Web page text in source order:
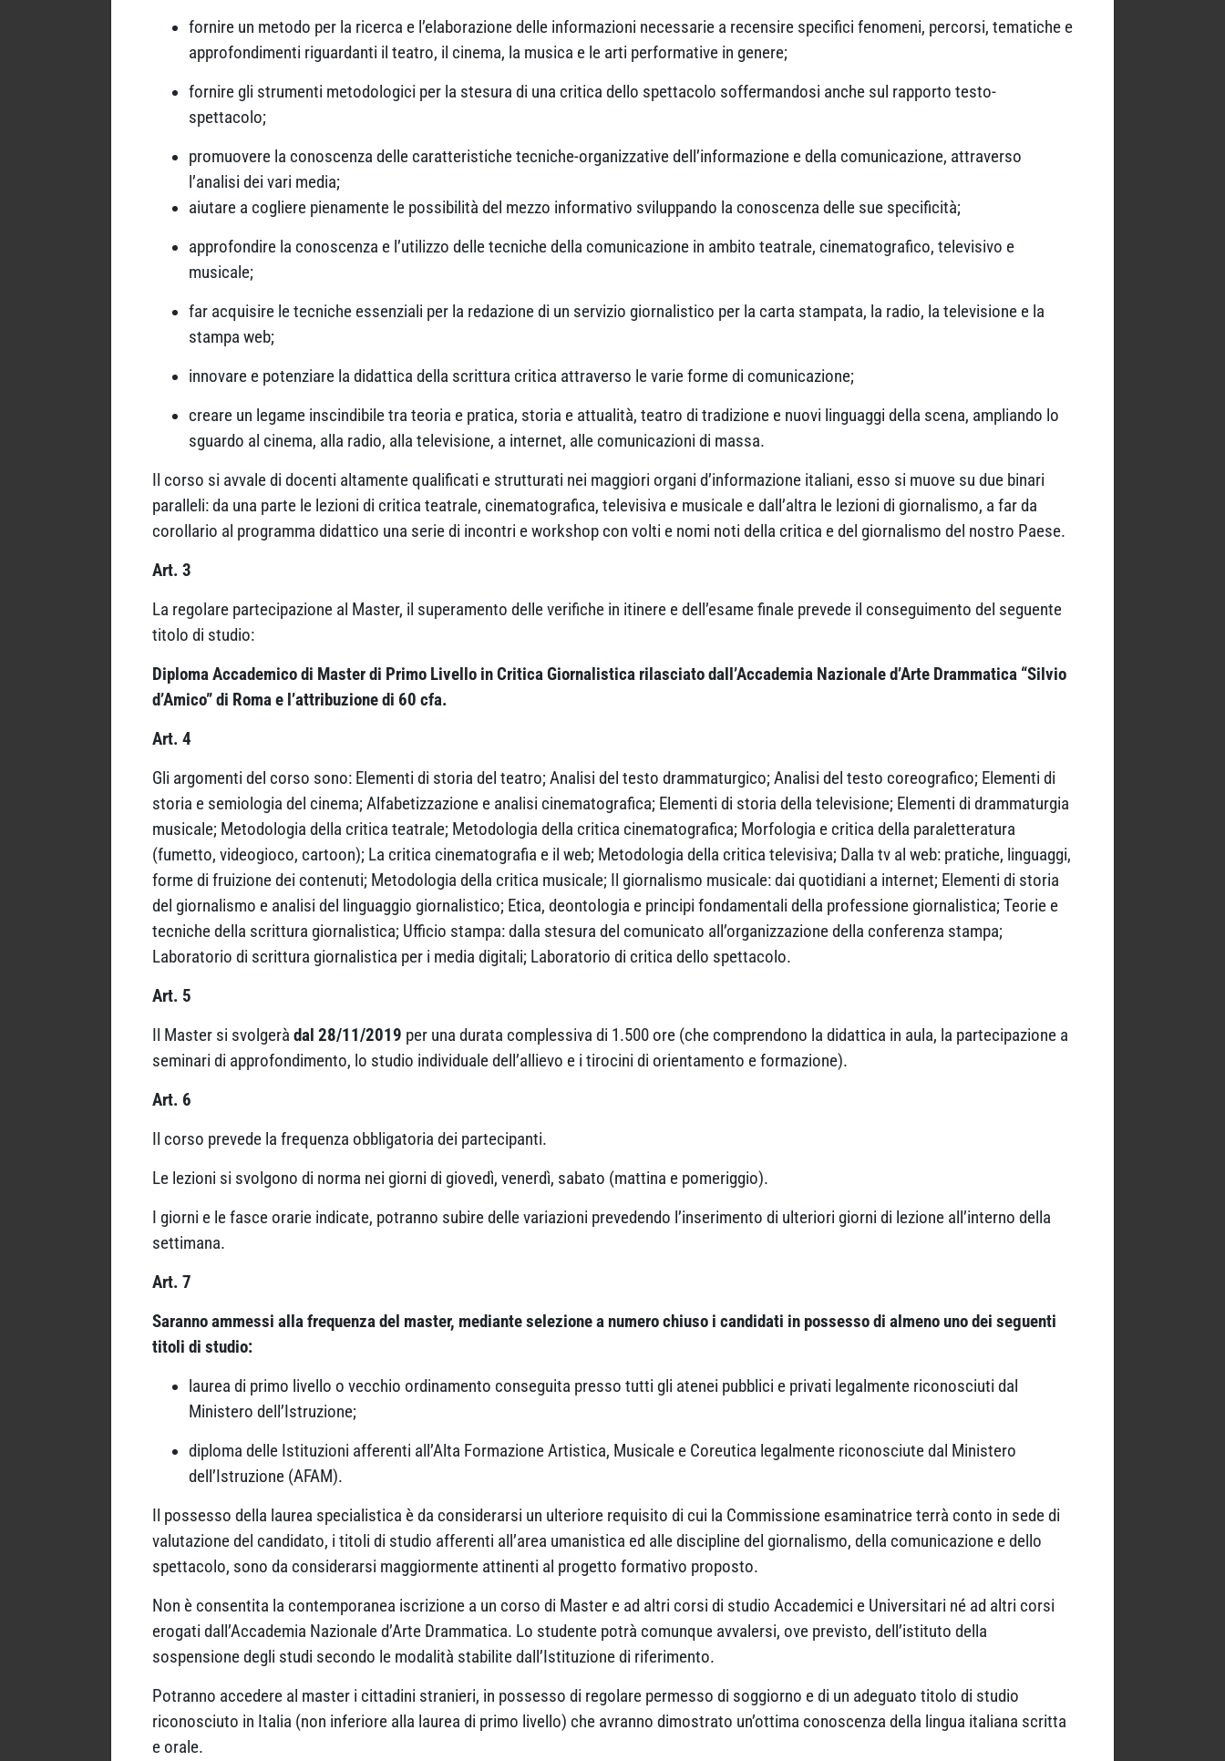
fornire un metodo per la ricerca e l’elaborazione delle informazioni necessarie a recensire specifici fenomeni, percorsi, tematiche e
approfondimenti riguardanti il teatro, il cinema, la musica e le arti performative in genere;
fornire gli strumenti metodologici per la stesura di una critica dello spettacolo soffermandosi anche sul rapporto testo-
spettacolo;
promuovere la conoscenza delle caratteristiche tecniche-organizzative dell’informazione e della comunicazione, attraverso
l’analisi dei vari media;
aiutare a cogliere pienamente le possibilità del mezzo informativo sviluppando la conoscenza delle sue specificità;
approfondire la conoscenza e l’utilizzo delle tecniche della comunicazione in ambito teatrale, cinematografico, televisivo e
musicale;
far acquisire le tecniche essenziali per la redazione di un servizio giornalistico per la carta stampata, la radio, la televisione e la
stampa web;
innovare e potenziare la didattica della scrittura critica attraverso le varie forme di comunicazione;
creare un legame inscindibile tra teoria e pratica, storia e attualità, teatro di tradizione e nuovi linguaggi della scena, ampliando lo
sguardo al cinema, alla radio, alla televisione, a internet, alle comunicazioni di massa.
Il corso si avvale di docenti altamente qualificati e strutturati nei maggiori organi d’informazione italiani, esso si muove su due binari
paralleli: da una parte le lezioni di critica teatrale, cinematografica, televisiva e musicale e dall’altra le lezioni di giornalismo, a far da
corollario al programma didattico una serie di incontri e workshop con volti e nomi noti della critica e del giornalismo del nostro Paese.
Art. 3
La regolare partecipazione al Master, il superamento delle verifiche in itinere e dell’esame finale prevede il conseguimento del seguente
titolo di studio:
Diploma Accademico di Master di Primo Livello in Critica Giornalistica rilasciato dall’Accademia Nazionale d’Arte Drammatica “Silvio
d’Amico” di Roma e l’attribuzione di 60 cfa.
Art. 4
Gli argomenti del corso sono: Elementi di storia del teatro; Analisi del testo drammaturgico; Analisi del testo coreografico; Elementi di
storia e semiologia del cinema; Alfabetizzazione e analisi cinematografica; Elementi di storia della televisione; Elementi di drammaturgia
musicale; Metodologia della critica teatrale; Metodologia della critica cinematografica; Morfologia e critica della paraletteratura
(fumetto, videogioco, cartoon); La critica cinematografia e il web; Metodologia della critica televisiva; Dalla tv al web: pratiche, linguaggi,
forme di fruizione dei contenuti; Metodologia della critica musicale; Il giornalismo musicale: dai quotidiani a internet; Elementi di storia
del giornalismo e analisi del linguaggio giornalistico; Etica, deontologia e principi fondamentali della professione giornalistica; Teorie e
tecniche della scrittura giornalistica; Ufficio stampa: dalla stesura del comunicato all’organizzazione della conferenza stampa;
Laboratorio di scrittura giornalistica per i media digitali; Laboratorio di critica dello spettacolo.
Art. 5
Il Master si svolgerà dal 28/11/2019 per una durata complessiva di 1.500 ore (che comprendono la didattica in aula, la partecipazione a
seminari di approfondimento, lo studio individuale dell’allievo e i tirocini di orientamento e formazione).
Art. 6
Il corso prevede la frequenza obbligatoria dei partecipanti.
Le lezioni si svolgono di norma nei giorni di giovedì, venerdì, sabato (mattina e pomeriggio).
I giorni e le fasce orarie indicate, potranno subire delle variazioni prevedendo l’inserimento di ulteriori giorni di lezione all’interno della
settimana.
Art. 7
Saranno ammessi alla frequenza del master, mediante selezione a numero chiuso i candidati in possesso di almeno uno dei seguenti
titoli di studio:
laurea di primo livello o vecchio ordinamento conseguita presso tutti gli atenei pubblici e privati legalmente riconosciuti dal
Ministero dell’Istruzione;
diploma delle Istituzioni afferenti all’Alta Formazione Artistica, Musicale e Coreutica legalmente riconosciute dal Ministero
dell’Istruzione (AFAM).
Il possesso della laurea specialistica è da considerarsi un ulteriore requisito di cui la Commissione esaminatrice terrà conto in sede di
valutazione del candidato, i titoli di studio afferenti all’area umanistica ed alle discipline del giornalismo, della comunicazione e dello
spettacolo, sono da considerarsi maggiormente attinenti al progetto formativo proposto.
Non è consentita la contemporanea iscrizione a un corso di Master e ad altri corsi di studio Accademici e Universitari né ad altri corsi
erogati dall’Accademia Nazionale d’Arte Drammatica. Lo studente potrà comunque avvalersi, ove previsto, dell’istituto della
sospensione degli studi secondo le modalità stabilite dall’Istituzione di riferimento.
Potranno accedere al master i cittadini stranieri, in possesso di regolare permesso di soggiorno e di un adeguato titolo di studio
riconosciuto in Italia (non inferiore alla laurea di primo livello) che avranno dimostrato un’ottima conoscenza della lingua italiana scritta
e orale.